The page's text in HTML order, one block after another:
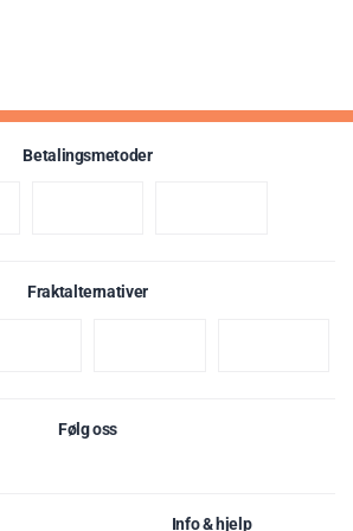
Betalingsmetoder
Fraktalternativer
Følg oss
Info & hjelp